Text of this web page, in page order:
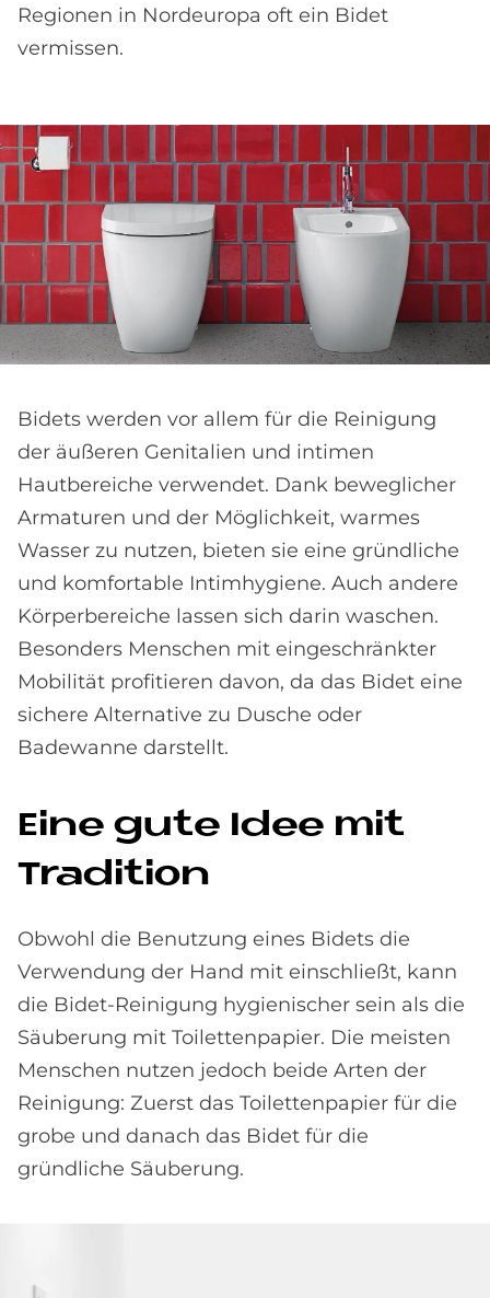
Regionen in Nordeuropa oft ein Bidet
vermissen.
Bidets werden vor allem für die Reinigung
der äußeren Genitalien und intimen
Hautbereiche verwendet. Dank beweglicher
Armaturen und der Möglichkeit, warmes
Wasser zu nutzen, bieten sie eine gründliche
und komfortable Intimhygiene. Auch andere
Körperbereiche lassen sich darin waschen.
Besonders Menschen mit eingeschränkter
Mobilität profitieren davon, da das Bidet eine
sichere Alternative zu Dusche oder
Badewanne darstellt.
Eine gute Idee mit
Tra­di­ti­on
Obwohl die Benutzung eines Bidets die
Verwendung der Hand mit einschließt, kann
die Bidet-Reinigung hygienischer sein als die
Säuberung mit Toilettenpapier. Die meisten
Menschen nutzen jedoch beide Arten der
Reinigung: Zuerst das Toilettenpapier für die
grobe und danach das Bidet für die
gründliche Säuberung.